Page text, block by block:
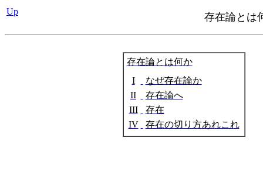
Up 存在論とは
存在論とは何か
I
なぜ存在論か
II
存在論へ
III
存在
IV
存在の切り方あれこれ